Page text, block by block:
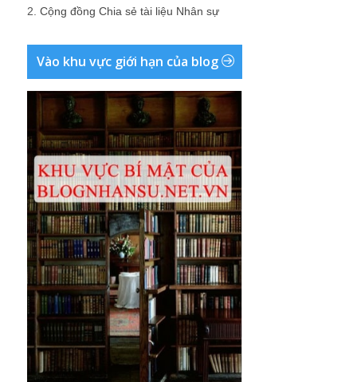
2. Cộng đồng Chia sẻ tài liệu Nhân sự
Vào khu vực giới hạn của blog